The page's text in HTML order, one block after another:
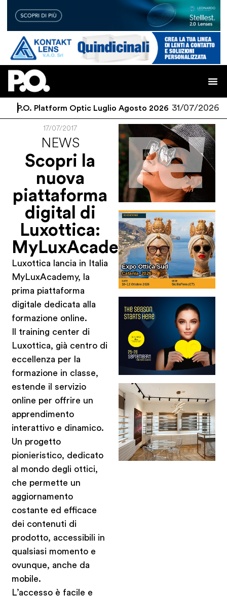
P.O. Platform Optic Luglio Agosto 2026 31/07/2026
17/07/2017
NEWS
Scopri la
nuova
piattaforma
digital di
Luxottica:
MyLuxAcademy
Luxottica lancia in Italia
MyLuxAcademy, la
prima piattaforma
digitale dedicata alla
formazione online.
Il training center di
Luxottica, già centro di
eccellenza per la
formazione in classe,
estende il servizio
online per offrire un
apprendimento
interattivo e dinamico.
Un progetto
pionieristico, dedicato
al mondo degli ottici,
che permette un
aggiornamento
costante ed efficace
dei contenuti di
prodotto, accessibili in
qualsiasi momento e
ovunque, anche da
mobile.
L’accesso è facile e